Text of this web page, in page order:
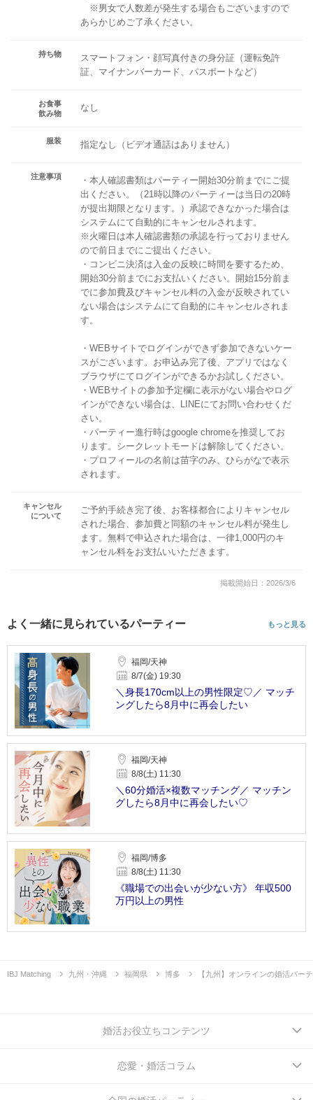
※男女で人数差が発生する場合もございますので
あらかじめご了承ください。
持ち物
スマートフォン・顔写真付きの身分証（運転免許
証、マイナンバーカード、パスポートなど）
お食事
飲み物
なし
服装 指定なし（ビデオ通話はありません）
注意事項
・本人確認書類はパーティー開始30分前までにご提
出ください。（21時以降のパーティーは当日の20時
が提出期限となります。）承認できなかった場合は
システムにて自動的にキャンセルされます。
※火曜日は本人確認書類の承認を行っておりません
ので前日までにご提出ください。
・コンビニ決済は入金の反映に時間を要するため、
開始30分前までにお支払いください。開始15分前ま
でに参加費及びキャンセル料の入金が反映されてい
ない場合はシステムにて自動的にキャンセルされま
す。
・WEBサイトでログインができず参加できないケー
スがございます。お申込み完了後、アプリではなく
ブラウザにてログインができるかお試しください。
・WEBサイトの参加予定欄に表示がない場合やログ
インができない場合は、LINEにてお問い合わせくだ
さい。
・パーティー進行時はgoogle chromeを推奨してお
ります。シークレットモードは解除してください。
・プロフィールの名前は苗字のみ、ひらがなで表示
されます。
キャンセル
について
ご予約手続き完了後、お客様都合によりキャンセル
された場合、参加費と同額のキャンセル料が発生し
ます。無料で申込された場合は、一律1,000円のキ
ャンセル料をお支払いいただきます。
掲載開始日：2026/3/6
よく一緒に見られているパーティー もっと見る
福岡/天神
8/7(金) 19:30
＼身長170cm以上の男性限定♡／ マッチ
ングしたら8月中に再会したい
福岡/天神
8/8(土) 11:30
＼60分婚活×複数マッチング／ マッチン
グしたら8月中に再会したい♡
福岡/博多
8/8(土) 11:30
《職場での出会いが少ない方》 年収500
万円以上の男性
IBJ Matching 九州・沖縄 福岡県 博多 【九州】オンラインの婚活パー
婚活お役立ちコンテンツ
恋愛・婚活コラム